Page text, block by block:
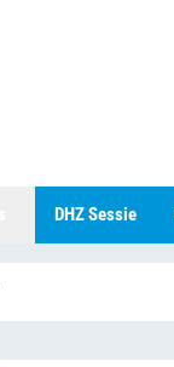
DHZ Sessie